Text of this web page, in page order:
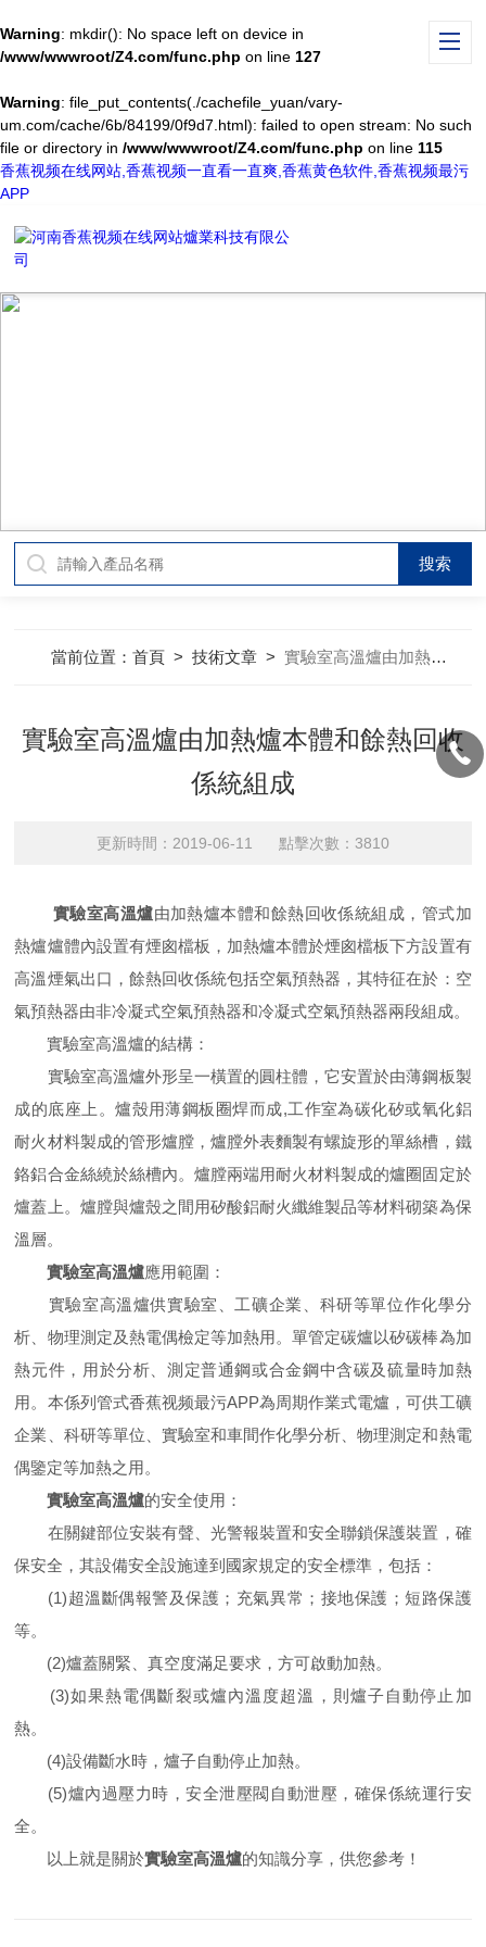
Warning: mkdir(): No space left on device in
/www/wwwroot/Z4.com/func.php on line 127
Warning: file_put_contents(./cachefile_yuan/vary-
um.com/cache/6b/84199/0f9d7.html): failed to open stream: No such
file or directory in /www/wwwroot/Z4.com/func.php on line 115
香蕉视频在线网站,香蕉视频一直看一直爽,香蕉黄色软件,香蕉视频最污
APP
當前位置：首頁 >技術文章 >實驗室高溫爐由加熱爐本體和餘熱回收係統組成
實驗室高溫爐由加熱爐本體和餘熱回收
係統組成
更新時間：2019-06-11 點擊次數：3810
實驗室高溫爐由加熱爐本體和餘熱回收係統組成，管式加
熱爐爐體內設置有煙囪檔板，加熱爐本體於煙囪檔板下方設置有
高溫煙氣出口，餘熱回收係統包括空氣預熱器，其特征在於：空
氣預熱器由非冷凝式空氣預熱器和冷凝式空氣預熱器兩段組成。
實驗室高溫爐的結構：
實驗室高溫爐外形呈一橫置的圓柱體，它安置於由薄鋼板製
成的底座上。爐殼用薄鋼板圈焊而成,工作室為碳化矽或氧化鋁
耐火材料製成的管形爐膛，爐膛外表麵製有螺旋形的單絲槽，鐵
鉻鋁合金絲繞於絲槽內。爐膛兩端用耐火材料製成的爐圈固定於
爐蓋上。爐膛與爐殼之間用矽酸鋁耐火纖維製品等材料砌築為保
溫層。
實驗室高溫爐應用範圍：
實驗室高溫爐供實驗室、工礦企業、科研等單位作化學分
析、物理測定及熱電偶檢定等加熱用。單管定碳爐以矽碳棒為加
熱元件，用於分析、測定普通鋼或合金鋼中含碳及硫量時加熱
用。本係列管式香蕉视频最污APP為周期作業式電爐，可供工礦
企業、科研等單位、實驗室和車間作化學分析、物理測定和熱電
偶鑒定等加熱之用。
實驗室高溫爐的安全使用：
在關鍵部位安裝有聲、光警報裝置和安全聯鎖保護裝置，確
保安全，其設備安全設施達到國家規定的安全標準，包括：
(1)超溫斷偶報警及保護；充氣異常；接地保護；短路保護
等。
(2)爐蓋關緊、真空度滿足要求，方可啟動加熱。
(3)如果熱電偶斷裂或爐內溫度超溫，則爐子自動停止加
熱。
(4)設備斷水時，爐子自動停止加熱。
(5)爐內過壓力時，安全泄壓閥自動泄壓，確保係統運行安
全。
以上就是關於實驗室高溫爐的知識分享，供您參考！